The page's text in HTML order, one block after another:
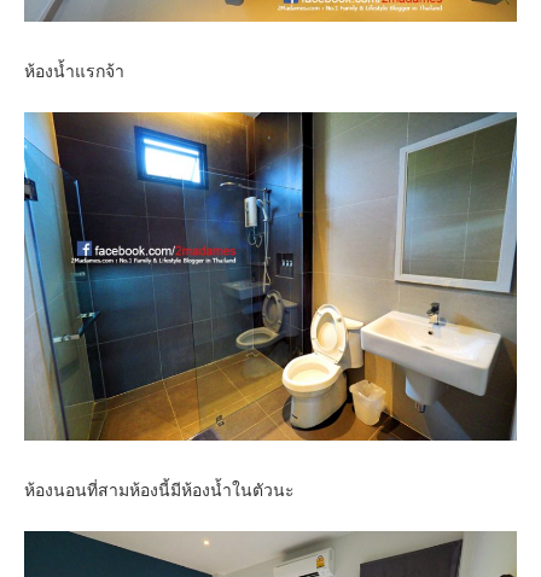
ห้องน้ำแรกจ้า
ห้องนอนที่สามห้องนี้มีห้องน้ำในตัวนะ